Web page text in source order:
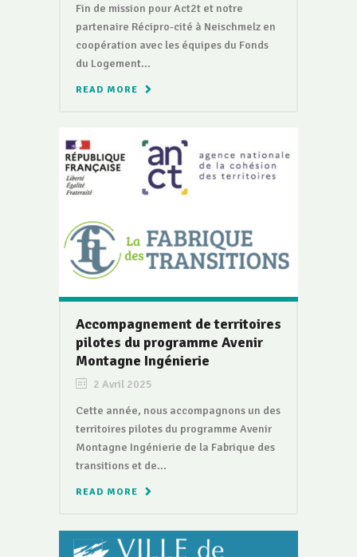
Fin de mission pour Act2t et notre
partenaire Récipro-cité à Neischmelz en
coopération avec les équipes du Fonds
du Logement...
READ MORE
Accompagnement de territoires
pilotes du programme Avenir
Montagne Ingénierie
2 Avril 2025
Cette année, nous accompagnons un des
territoires pilotes du programme Avenir
Montagne Ingénierie de la Fabrique des
transitions et de...
READ MORE